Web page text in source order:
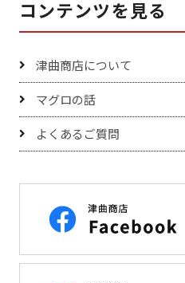
コンテンツを見る
津曲商店について
マグロの話
よくあるご質問